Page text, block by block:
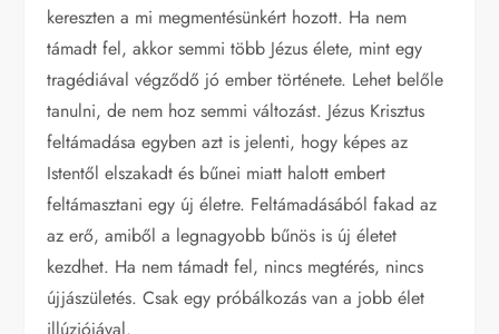
kereszten a mi megmentésünkért hozott. Ha nem
támadt fel, akkor semmi több Jézus élete, mint egy
tragédiával végződő jó ember története. Lehet belőle
tanulni, de nem hoz semmi változást. Jézus Krisztus
feltámadása egyben azt is jelenti, hogy képes az
Istentől elszakadt és bűnei miatt halott embert
feltámasztani egy új életre. Feltámadásából fakad az
az erő, amiből a legnagyobb bűnös is új életet
kezdhet. Ha nem támadt fel, nincs megtérés, nincs
újjászületés. Csak egy próbálkozás van a jobb élet
illúziójával.